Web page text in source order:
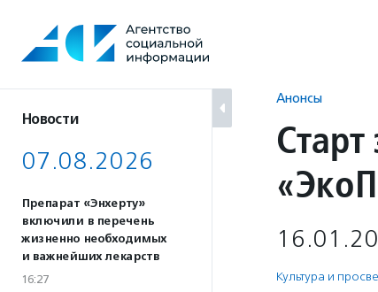
содержанию
Новости
07.08.2026
Препарат «Энхерту»
включили в перечень
жизненно необходимых
и важнейших лекарств
16:27
Анонсы
Культура и